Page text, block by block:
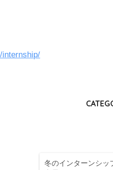
internship/
冬のインターンシッ